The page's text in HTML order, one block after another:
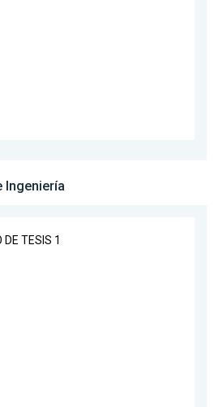
Ingeniería
TESIS 1